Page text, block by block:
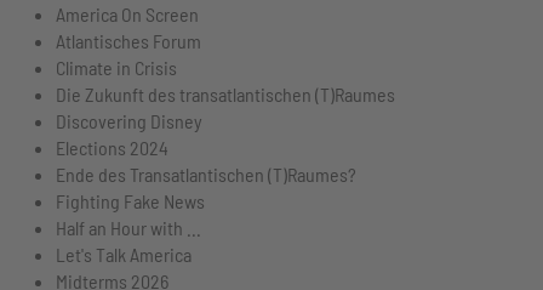
America On Screen
Atlantisches Forum
Climate in Crisis
Die Zukunft des transatlantischen (T)Raumes
Discovering Disney
Elections 2024
Ende des Transatlantischen (T)Raumes?
Fighting Fake News
Half an Hour with ...
Let's Talk America
Midterms 2026